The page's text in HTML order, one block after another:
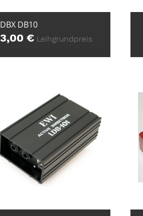
DBX DB10
3,00 € Leihgrundpreis